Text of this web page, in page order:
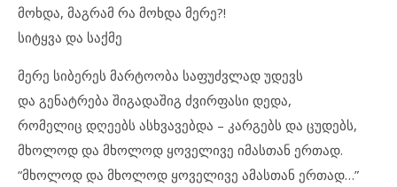
მოხდა, მაგრამ რა მოხდა მერე?!
სიტყვა და საქმე
მერე სიბერეს მარტოობა საფუძვლად უდევს
და გენატრება შიგადაშიგ ძვირფასი დედა,
რომელიც დღეებს ასხვავებდა – კარგებს და ცუდებს,
მხოლოდ და მხოლოდ ყოველივე იმასთან ერთად.
“მხოლოდ და მხოლოდ ყოველივე ამასთან ერთად…”